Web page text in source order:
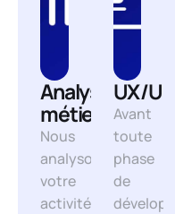
Analyse
métier
Nous
analysons
votre
activité
UX/UI
Avant
toute
phase
de